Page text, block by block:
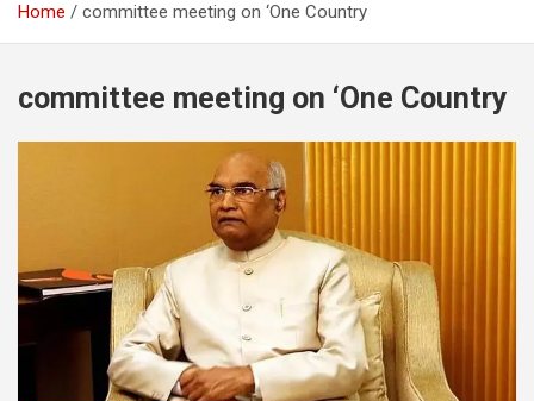
Home committee meeting on ‘One Country
committee meeting on ‘One Country